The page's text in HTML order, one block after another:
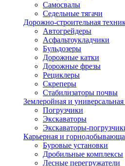
Самосвалы
Седельные тягачи
Дорожно-строительная
Автогрейдеры
Асфальтоукладчики
Бульдозеры
Дорожные катки
Дорожные фрезы
Рециклеры
Скреперы
Стабилизаторы почвы
Землеройная и
Погрузчики
Экскаваторы
Экскаваторы-
Карьерная и
Буровые установки
Дробильные комплексы
Лесные перегружатели